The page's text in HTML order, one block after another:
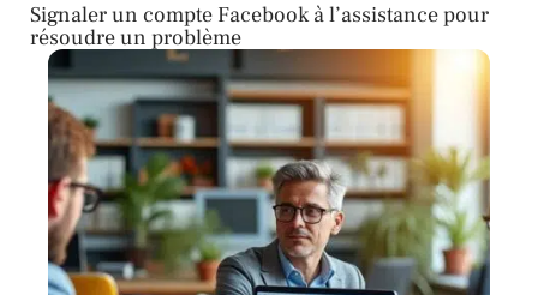
Signaler un compte Facebook à l’assistance pour
résoudre un problème